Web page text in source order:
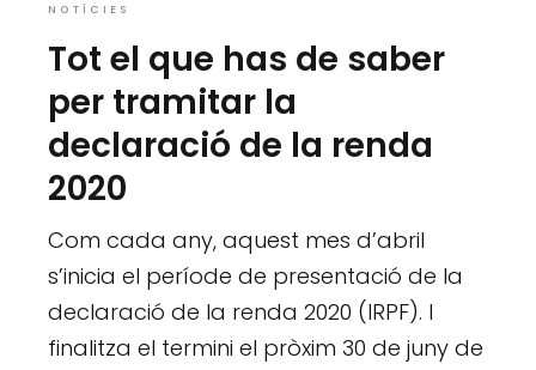
NOTÍCIES
Tot el que has de saber
per tramitar la
declaració de la renda
2020
Com cada any, aquest mes d’abril
s’inicia el període de presentació de la
declaració de la renda 2020 (IRPF). I
finalitza el termini el pròxim 30 de juny de